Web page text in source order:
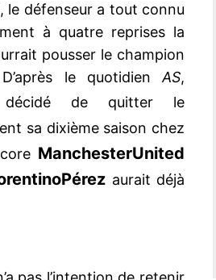
le défenseur a tout connu
à quatre reprises la
pousser le champion
le quotidienAS,
de quitter le
sa dixième saison chez
ManchesterUnited
Pérez aurait déjà